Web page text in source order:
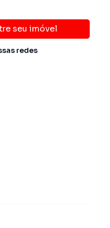
seu imóvel
redes